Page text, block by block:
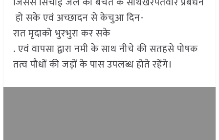
हो सके एवं अच्छादन से केचुआ दिन-
रात मृदाको भुरभुरा कर सके
. एवं वापसा द्वारा नमी के साथ नीचे की सतहसे पोषक
तत्व पौधों की जड़ों के पास उपलब्ध होते रहेंगे।